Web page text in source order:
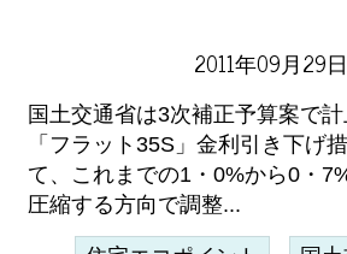
2011年09月29
国土交通省は3次補正予算案で
「フラット35S」金利引き下げ
て、これまでの1・0%から0・
圧縮する方向で調整...